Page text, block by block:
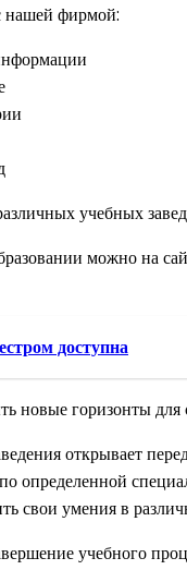
нашей фирмой:
учебных
можно на
доступна
новые горизонты
открывает
определенной
свои умения в
учебного